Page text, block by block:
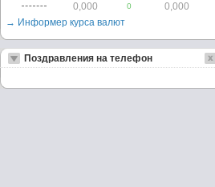
0,000
0
0,000
→ Информер курса валют
Поздравления на телефон